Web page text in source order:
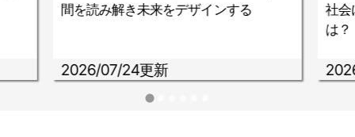
間を読み解き未来をデザインする
2026/07/24更新
社会
は？